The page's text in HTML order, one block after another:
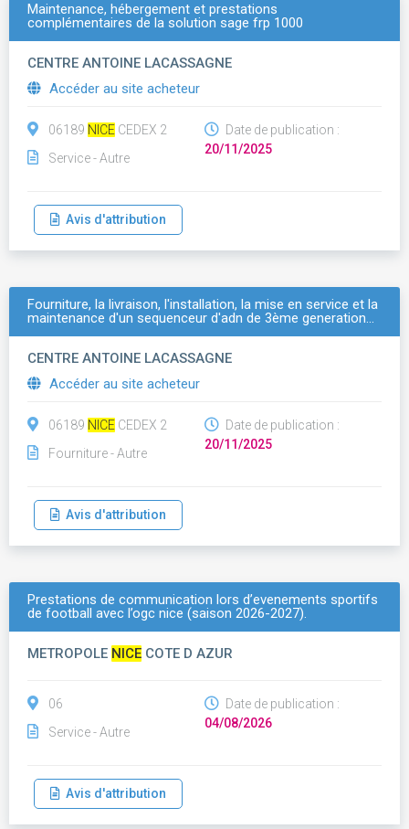
Maintenance, hébergement et prestations
complémentaires de la solution sage frp 1000
CENTRE ANTOINE LACASSAGNE
Accéder au site acheteur
06189 NICE CEDEX 2
Service - Autre
Date de publication :
20/11/2025
Avis d'attribution
Fourniture, la livraison, l'installation, la mise en service et la
maintenance d'un sequenceur d'adn de 3ème generation…
CENTRE ANTOINE LACASSAGNE
Accéder au site acheteur
06189 NICE CEDEX 2
Fourniture - Autre
Date de publication :
20/11/2025
Avis d'attribution
Prestations de communication lors d’evenements sportifs
de football avec l’ogc nice (saison 2026-2027).
METROPOLE NICE COTE D AZUR
06
Service - Autre
Date de publication :
04/08/2026
Avis d'attribution